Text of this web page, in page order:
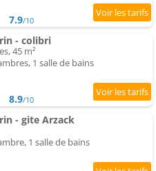
7.9/10
- colibri
45 m²
1 salle de bains
8.9/10
- gite Arzack
1 salle de bains